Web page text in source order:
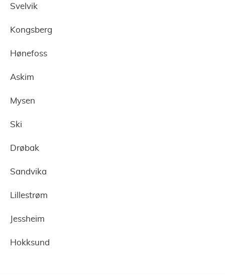
Svelvik
Kongsberg
Hønefoss
Askim
Mysen
Ski
Drøbak
Sandvika
Lillestrøm
Jessheim
Hokksund